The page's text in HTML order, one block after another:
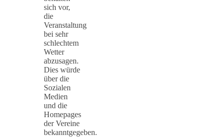
sich vor,
die
Veranstaltung
bei sehr
schlechtem
Wetter
abzusagen.
Dies würde
über die
Sozialen
Medien
und die
Homepages
der Vereine
bekanntgegeben.